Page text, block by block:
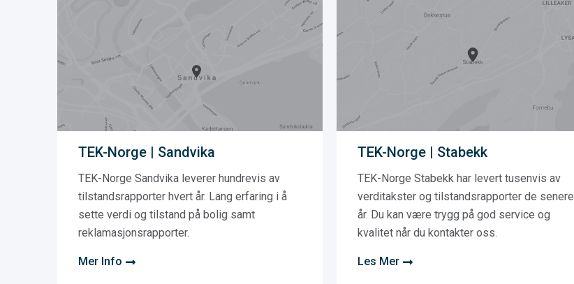
TEK-Norge | Sandvika
TEK-Norge Sandvika leverer hundrevis av
tilstandsrapporter hvert år. Lang erfaring i å
sette verdi og tilstand på bolig samt
reklamasjonsrapporter.
Mer Info 
TEK-Norge | Stabekk
TEK-Norge Stabekk har levert tusenvis av
verditakster og tilstandsrapporter de senere
år. Du kan være trygg på god service og
kvalitet når du kontakter oss.
Les Mer 